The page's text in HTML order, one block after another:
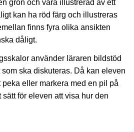
grön och vara illustrerad av ett
kan ha röd färg och illustreras
finns fyra olika ansikten
dåligt.
använder läraren bildstöd
ska diskuteras. Då kan eleven
eller markera med en pil på
för eleven att visa hur den